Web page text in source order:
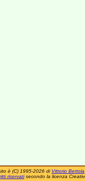
è (C) 1995-2026 di Vittorio Bertola
riservatisecondo la licenza